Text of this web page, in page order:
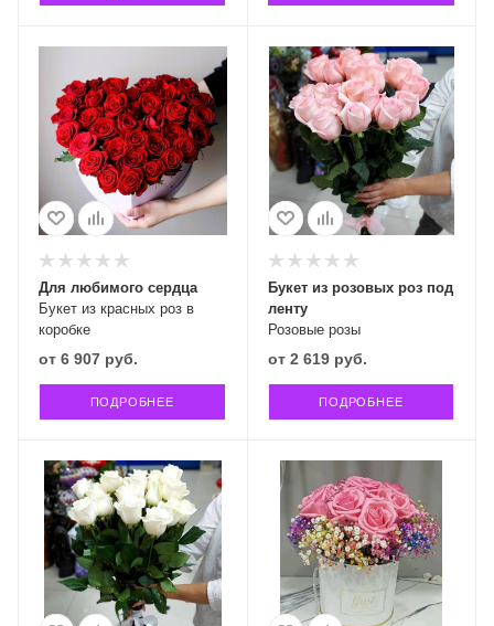
Букет из красных роз в
коробке
Для любимого сердца
от 6 907 руб.
ПОДРОБНЕЕ
Розовые розы
Букет из розовых роз под
ленту
от 2 619 руб.
ПОДРОБНЕЕ